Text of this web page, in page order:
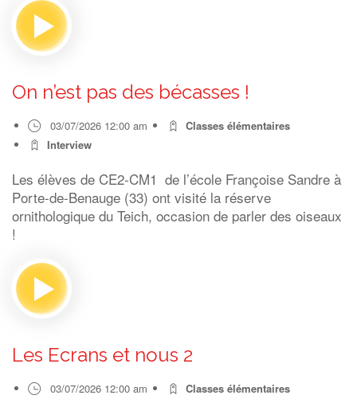
On n’est pas des bécasses !
03/07/2026 12:00 am
Classes élémentaires
Interview
Les élèves de CE2-CM1 de l’école Françoise Sandre à
Porte-de-Benauge (33) ont visité la réserve
ornithologique du Teich, occasion de parler des oiseaux
!
Les Ecrans et nous 2
03/07/2026 12:00 am
Classes élémentaires